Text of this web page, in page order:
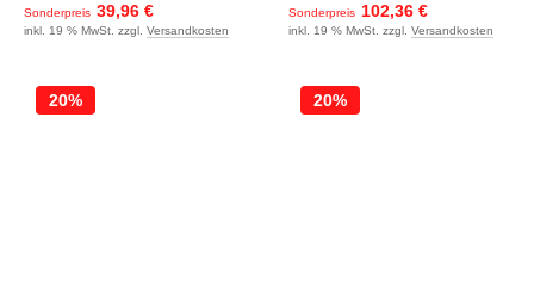
Sonderpreis 39,96 €
inkl. 19 % MwSt. zzgl. Versandkosten
Sonderpreis 102,36 €
inkl. 19 % MwSt. zzgl. Versandkosten
20% 20%